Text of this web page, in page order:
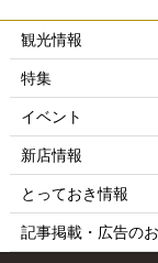
観光情報
特集
イベント
新店情報
とっておき情報
記事掲載・広告の